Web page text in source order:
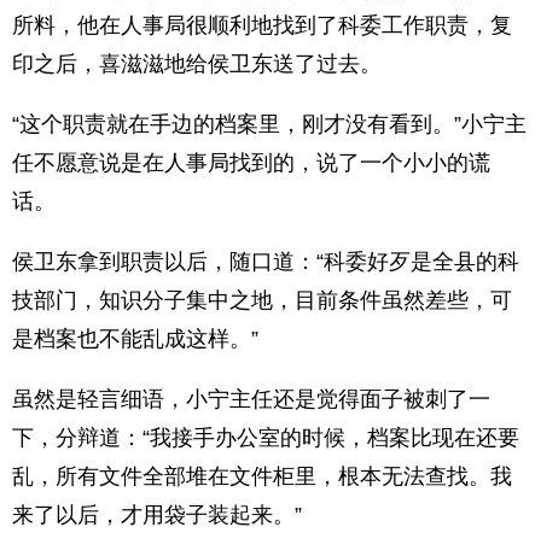
所料，他在人事局很顺利地找到了科委工作职责，复
印之后，喜滋滋地给侯卫东送了过去。
“这个职责就在手边的档案里，刚才没有看到。”小宁主
任不愿意说是在人事局找到的，说了一个小小的谎
话。
侯卫东拿到职责以后，随口道：“科委好歹是全县的科
技部门，知识分子集中之地，目前条件虽然差些，可
是档案也不能乱成这样。”
虽然是轻言细语，小宁主任还是觉得面子被刺了一
下，分辩道：“我接手办公室的时候，档案比现在还要
乱，所有文件全部堆在文件柜里，根本无法查找。我
来了以后，才用袋子装起来。”